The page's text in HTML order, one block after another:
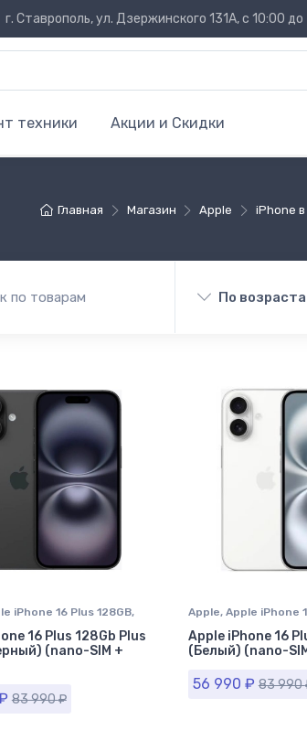
г. Ставрополь, ул. Дзержинского 131А, с 10:00 до
техники Акции и Скидки
Главная Магазин Apple iPhone
По
iPhone 16 Plus 128GB,
iPhone в Ставрополе
16 Plus 128Gb Plus
(nano-SIM +
83 990₽
Apple, Apple iPhone
iPhone 16 Plus
Apple iPhone 16
(Белый) (nano-
56 990 ₽ 83 990